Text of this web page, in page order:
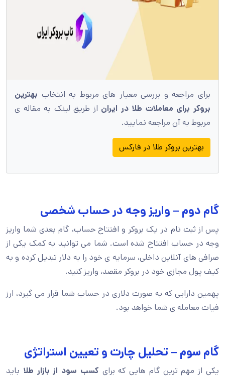
برای مراجعه و بررسی معیار های مربوط به انتخاب بهترین
بروکر برای معاملات طلا در ایران از طریق لینک به مقاله ی
مربوط به آن مراجعه نمایید.
بهترین بروکر طلا در فارکس
گام دوم – واریز وجه در حساب شخصی
پس از ثبت نام در یک بروکر و افتتاح حساب، گام بعدی شما واریز
وجه در حساب افتتاح شده است. شما می توانید به کمک یکی از
صرافی های آنلاین داخلی، سرمایه ی خود را به دلار تبدیل کرده و به
کیف پول مجازی خود در بروکر مقصد، واریز کنید.
پهمین دارایی که به صورت دلاری در حساب شما قرار می گیرد، ارز
فیات معامله ی شما خواهد بود.
گام سوم – تحلیل چارت و تعیین استراتژی
یکی از مهم ترین گام هایی که برای کسب سود از بازار طلا باید